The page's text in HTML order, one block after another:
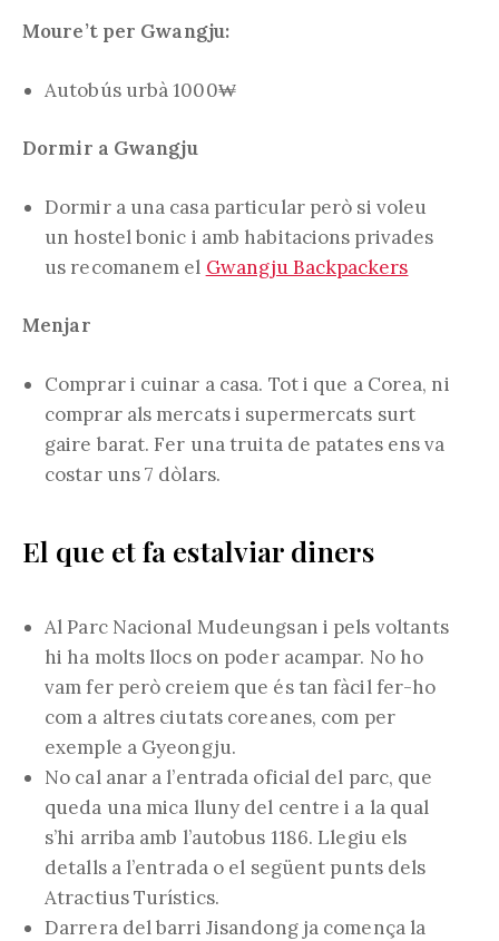
Moure’t per Gwangju:
Autobús urbà 1000₩
Dormir a Gwangju
Dormir a una casa particular però si voleu
un hostel bonic i amb habitacions privades
us recomanem el Gwangju Backpackers
Menjar
Comprar i cuinar a casa. Tot i que a Corea, ni
comprar als mercats i supermercats surt
gaire barat. Fer una truita de patates ens va
costar uns 7 dòlars.
El que et fa estalviar diners
Al Parc Nacional Mudeungsan i pels voltants
hi ha molts llocs on poder acampar. No ho
vam fer però creiem que és tan fàcil fer-ho
com a altres ciutats coreanes, com per
exemple a Gyeongju.
No cal anar a l’entrada oficial del parc, que
queda una mica lluny del centre i a la qual
s’hi arriba amb l’autobus 1186. Llegiu els
detalls a l’entrada o el següent punts dels
Atractius Turístics.
Darrera del barri Jisandong ja comença la